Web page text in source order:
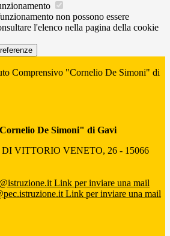
non possono essere
l'elenco nella pagina della cookie
Comprensivo "Cornelio De Simoni" di
De Simoni" di Gavi
VITTORIO VENETO, 26 - 15066
Link per inviare una mail
Link per inviare una mail